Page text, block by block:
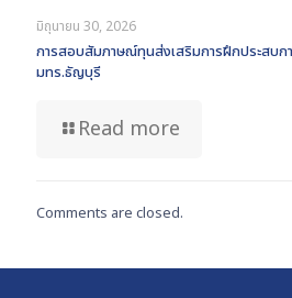
มิถุนายน 30, 2026
การสอบสัมภาษณ์ทุนส่งเสริมการฝึกประสบก
มทร.ธัญบุรี
Read more
Comments are closed.